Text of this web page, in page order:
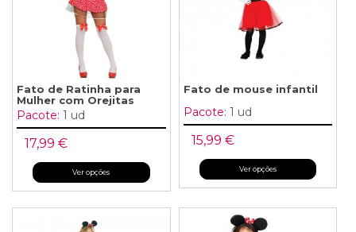
Fato de Ratinha para
Mulher com Orejitas
Pacote: 1 ud
17,99 €
Ver opções
Fato de mouse infantil
Pacote: 1 ud
15,99 €
Ver opções